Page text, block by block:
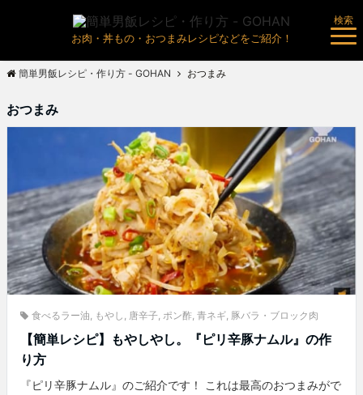
お肉・丼もの・おつまみレシピなどをご紹介！
検索
簡単男飯レシピ・作り方 - GOHAN おつまみ
おつまみ
食べるラー油, もやし , 唐辛子, ポン酢, 青ネギ, 豚バラ・ブロック肉
【簡単レシピ】もやしやし。『ピリ辛豚ナムル』の作
り方
『ピリ辛豚ナムル』のご紹介です！ これは最高のおつまみがで